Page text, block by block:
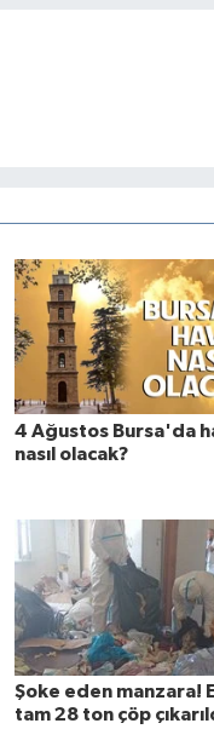
4 Ağustos Bursa'da
nasıl olacak?
Şoke eden manzara!
tam 28 ton çöp